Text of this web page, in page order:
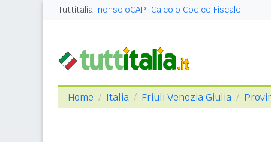
Tuttitalia nonsoloCAP Calcolo Codice Fiscale
Home Italia Friuli Venezia Giulia